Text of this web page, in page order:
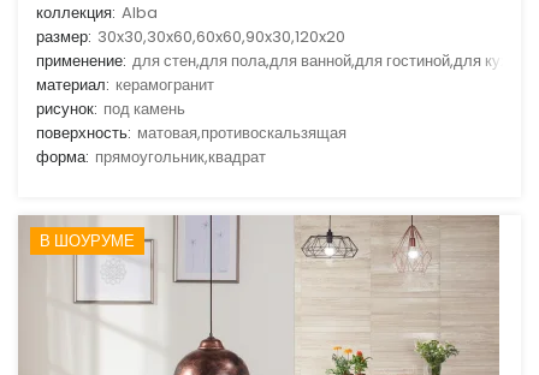
коллекция: Alba
размер: 30x30,30x60,60x60,90x30,120x20
применение: для стен,для пола,для ванной,для гостиной,для кухни
материал: керамогранит
рисунок: под камень
поверхность: матовая,противоскальзящая
форма: прямоугольник,квадрат
В ШОУРУМЕ